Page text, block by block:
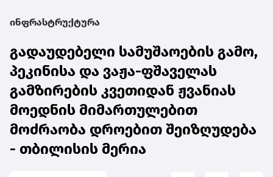
ინფრასტრუქტურა
გადაუდებელი სამუშაოების გამო,
პეკინისა და ვაჟა-ფშაველას
გამზირების კვეთიდან ჟვანიას
მოედნის მიმართულებით
მოძრაობა დროებით შეიზღუდება
- თბილისის მერია